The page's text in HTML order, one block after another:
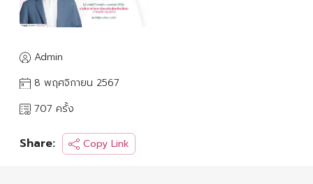
Admin
8 พฤศจิกายน 2567
707 ครั้ง
Share: Copy Link